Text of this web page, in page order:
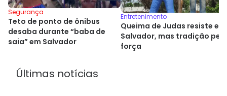
Segurança
Teto de ponto de ônibus
desaba durante “baba de
saia” em Salvador
Entretenimento
Queima de Judas resiste em
Salvador, mas tradição
força
Últimas notícias